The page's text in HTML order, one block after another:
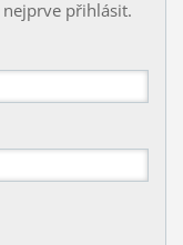
přihlásit.